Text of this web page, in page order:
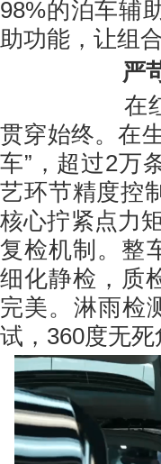
98%的泊车辅
助功能，让组
严
在红旗
贯穿始终。在
车”，超过2万
艺环节精度控
核心拧紧点力
复检机制。整
细化静检，质
完美。淋雨检
试，360度无